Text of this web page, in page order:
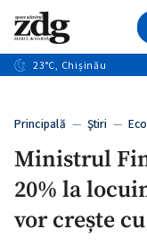
+13
Caută
23°C, Chișinău
Principală — Ştiri —
Ministrul
20% la
vor crește cu